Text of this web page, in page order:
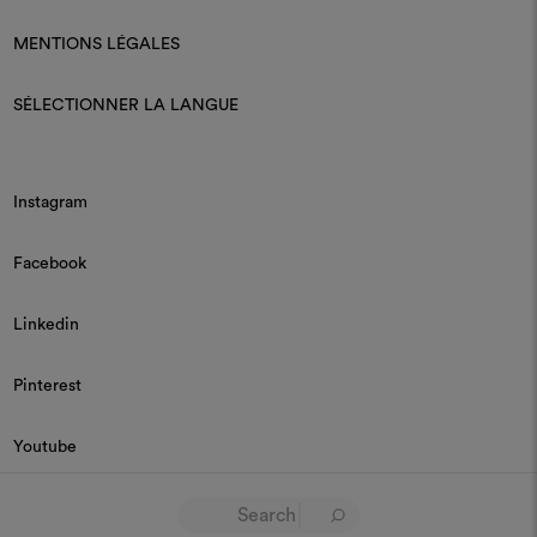
MENTIONS LÉGALES
SÉLECTIONNER LA LANGUE
Instagram
Facebook
Linkedin
Pinterest
Youtube
© 2026 Dedar P.IVA 03187590157